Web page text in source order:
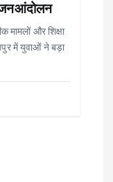
जनआंदोलन
मामलों और शिक्षा
में युवाओं ने बड़ा